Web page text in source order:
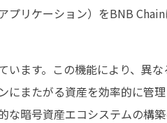
リケーション）をBNB
ます。この機能により、異
またがる資産を効率的に管
暗号資産エコシステムの構築